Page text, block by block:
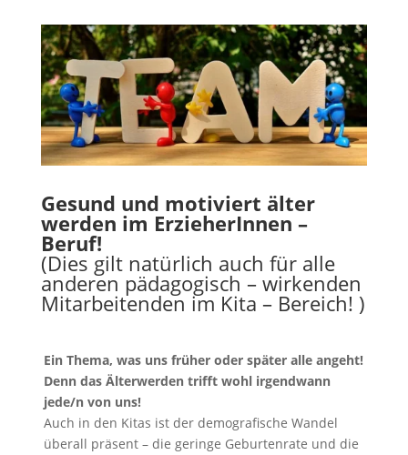
Gesund und motiviert älter
werden im ErzieherInnen –
Beruf!
(Dies gilt natürlich auch für alle
anderen pädagogisch – wirkenden
Mitarbeitenden im Kita – Bereich! )
Ein Thema, was uns früher oder später alle angeht!
Denn das Älterwerden trifft wohl irgendwann
jede/n von uns!
Auch in den Kitas ist der demografische Wandel
überall präsent – die geringe Geburtenrate und die